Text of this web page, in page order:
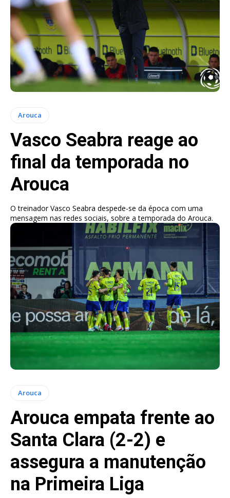
Arouca
Vasco Seabra reage ao
final da temporada no
Arouca
O treinador Vasco Seabra despede-se da época com uma
mensagem nas redes sociais, sobre a temporada do Arouca.
Arouca
Arouca empata frente ao
Santa Clara (2-2) e
assegura a manutenção
na Primeira Liga